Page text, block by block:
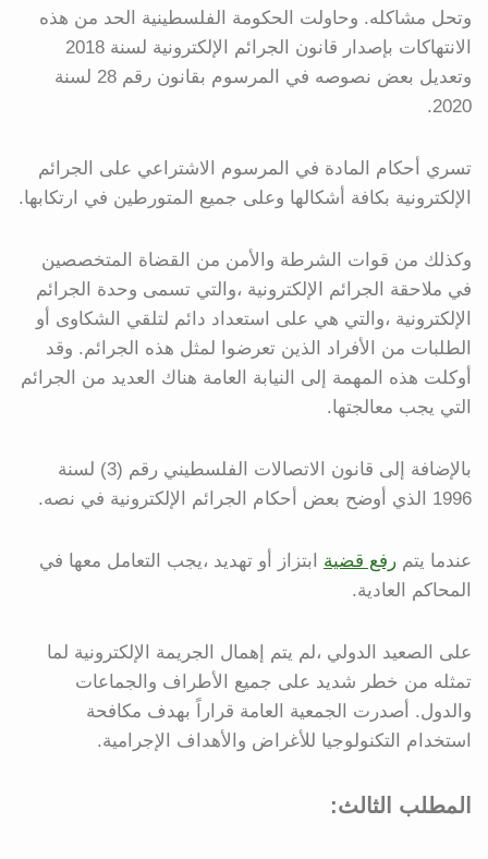
وتحل مشاكله. وحاولت الحكومة الفلسطينية الحد من هذه
الانتهاكات بإصدار قانون الجرائم الإلكترونية لسنة 2018
وتعديل بعض نصوصه في المرسوم بقانون رقم 28 لسنة
2020.
تسري أحكام المادة في المرسوم الاشتراعي على الجرائم
الإلكترونية بكافة أشكالها وعلى جميع المتورطين في ارتكابها.
وكذلك من قوات الشرطة والأمن من القضاة المتخصصين
في ملاحقة الجرائم الإلكترونية ،والتي تسمى وحدة الجرائم
الإلكترونية ،والتي هي على استعداد دائم لتلقي الشكاوى أو
الطلبات من الأفراد الذين تعرضوا لمثل هذه الجرائم. وقد
أوكلت هذه المهمة إلى النيابة العامة هناك العديد من الجرائم
التي يجب معالجتها.
بالإضافة إلى قانون الاتصالات الفلسطيني رقم (3) لسنة
1996 الذي أوضح بعض أحكام الجرائم الإلكترونية في نصه.
عندما يتم رفع قضية ابتزاز أو تهديد ،يجب التعامل معها في
المحاكم العادية.
على الصعيد الدولي ،لم يتم إهمال الجريمة الإلكترونية لما
تمثله من خطر شديد على جميع الأطراف والجماعات
والدول. أصدرت الجمعية العامة قراراً بهدف مكافحة
استخدام التكنولوجيا للأغراض والأهداف الإجرامية.
المطلب الثالث: